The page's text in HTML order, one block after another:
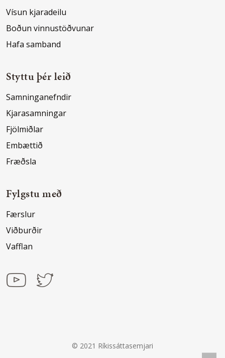
Vísun kjaradeilu
Boðun vinnustöðvunar
Hafa samband
Styttu þér leið
Samninganefndir
Kjarasamningar
Fjölmiðlar
Embættið
Fræðsla
Fylgstu með
Færslur
Viðburðir
Vafflan
© 2021 Ríkissáttasemjari